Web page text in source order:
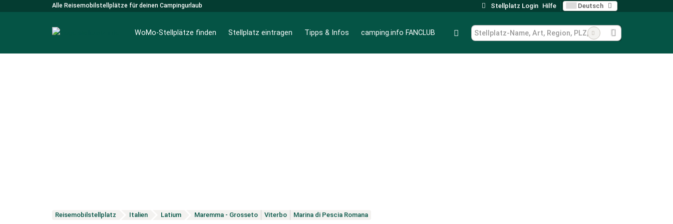
Alle Reisemobilstellplätze für deinen Campingurlaub Stellplatz Login Hilfe Deutsch
WoMo-Stellplätze finden Stellplatz eintragen Tipps & Infos camping.info FANCLUB
Reisemobilstellplatz Italien Latium Maremma - Grosseto Viterbo Marina di Pescia Romana